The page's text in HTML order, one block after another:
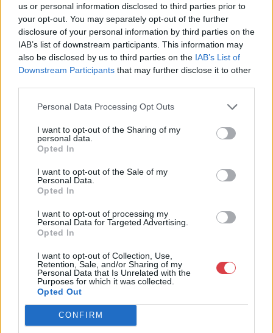
us or personal information disclosed to third parties prior to
your opt-out. You may separately opt-out of the further
disclosure of your personal information by third parties on the
IAB’s list of downstream participants. This information may
also be disclosed by us to third parties on the IAB’s List of
Downstream Participants that may further disclose it to other
Personal Data Processing Opt Outs
I want to opt-out of the Sharing of my
personal data.
Opted In
I want to opt-out of the Sale of my
Personal Data.
Opted In
I want to opt-out of processing my
Personal Data for Targeted Advertising.
Opted In
I want to opt-out of Collection, Use,
Retention, Sale, and/or Sharing of my
Personal Data that Is Unrelated with the
Purposes for which it was collected.
Opted Out
CONFIRM
Eladó: Nagyházi Galéria és
Aukciósház
Cím: Müller Márta
Nagyházi Galéria és Aukciósház
Kft.
1055 Budapest, Balaton utca 8.
4756005
Weboldal:
http://www.nagyhazi.hu
Bemutatkozás: Magas színvonalú festmények és műtárgyak,
bútorok, szőnyegek, üveg, porcelán és ezüst tárgyak, ékszerek,
néprajzi tárgyak értékesítése és aukcionálása. Hagyatékok és
gyűjtemények árverezése. Ingyenes értékbecslés. Árveréseinkre
GALÉRIA TOVÁBBI MŰTÁRGYAI